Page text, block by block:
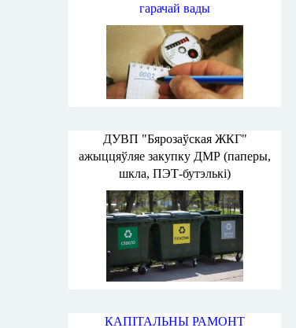
гарачай вады
ДУВП "Бярозаўская ЖКГ"
ажыццяўляе закупку ДМР (паперы,
шкла, ПЭТ-бутэлькі)
КАПІТАЛЬНЫ РАМОНТ